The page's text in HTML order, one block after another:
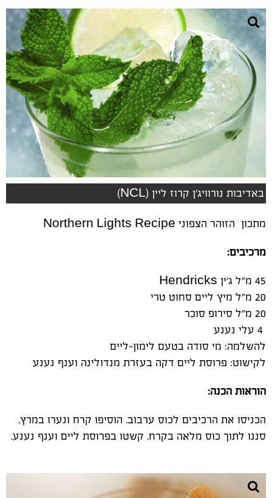
באדיבות נורוויג'ן קרוז ליין (NCL)
מתכון הזוהר הצפוני Northern Lights Recipe
מרכיבים:
45 מ"ל ג'ין
20 מ"ל מיץ ליים סחוט טרי
20 מ"ל סירופ סוכר
עלי נענע
להשלמה: מי סודה בטעם לימון-ליים
לקישוט: פרוסת ליים דקה בעזרת מנדולינה וענף נענע
הוראות הכנה:
הכניסו את הרכיבים לכוס ערבוב. הוסיפו קרח ונערו במרץ.
סננו לתוך כוס מלאה בקרח. קשטו בפרוסת ליים וענף נענע.